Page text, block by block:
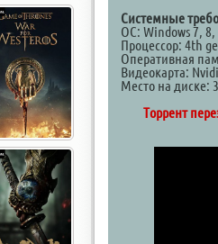
Системные
ОС: Windows 7,
Процессор: 4th
Оперативная
Видеокарта:
Место на диске:
Торрент